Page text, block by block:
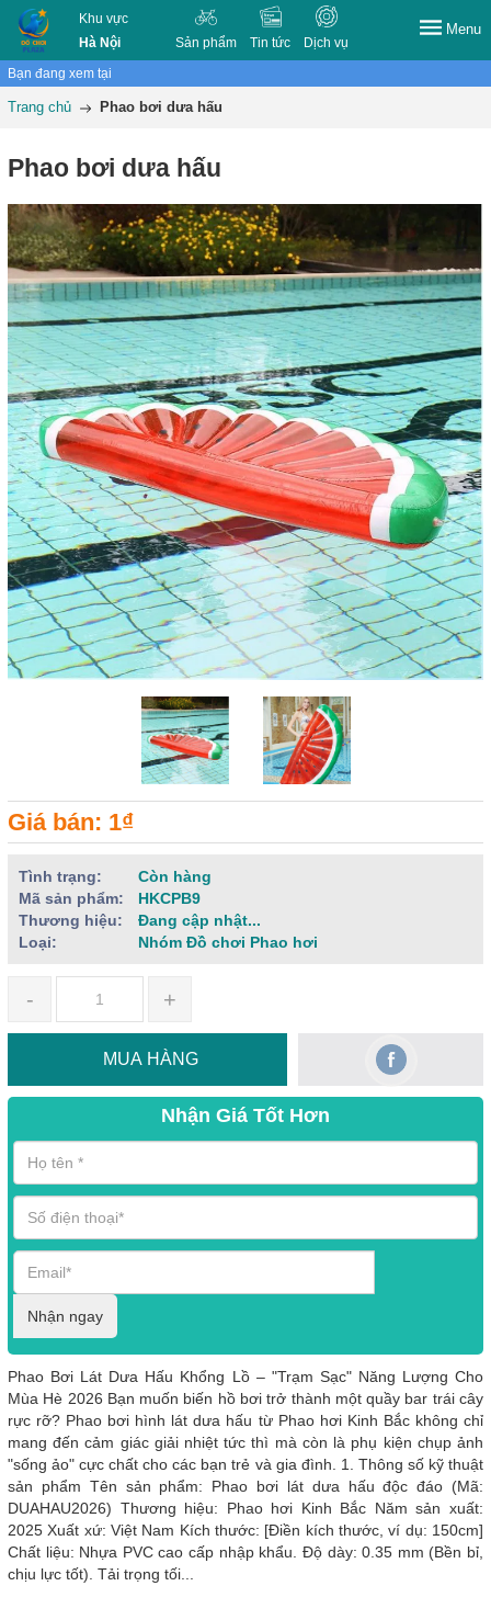
Khu vực
Hà Nội
Sản phẩm Tin tức Dịch vụ
Menu
Bạn đang xem tại
Trang chủ Phao bơi dưa hấu
Phao bơi dưa hấu
Giá bán: 1₫
Tình trạng:
Còn hàng
Mã sản phẩm:
HKCPB9
Thương hiệu:
Đang cập nhật...
Loại:
Nhóm Đồ chơi Phao hơi
- +
MUA HÀNG
Nhận Giá Tốt Hơn
Nhận ngay
Phao Bơi Lát Dưa Hấu Khổng Lồ – "Trạm Sạc" Năng Lượng Cho
Mùa Hè 2026 Bạn muốn biến hồ bơi trở thành một quầy bar trái cây
rực rỡ? Phao bơi hình lát dưa hấu từ Phao hơi Kinh Bắc không chỉ
mang đến cảm giác giải nhiệt tức thì mà còn là phụ kiện chụp ảnh
"sống ảo" cực chất cho các bạn trẻ và gia đình. 1. Thông số kỹ thuật
sản phẩm Tên sản phẩm: Phao bơi lát dưa hấu độc đáo (Mã:
DUAHAU2026) Thương hiệu: Phao hơi Kinh Bắc Năm sản xuất:
2025 Xuất xứ: Việt Nam Kích thước: [Điền kích thước, ví dụ: 150cm]
Chất liệu: Nhựa PVC cao cấp nhập khẩu. Độ dày: 0.35 mm (Bền bỉ,
chịu lực tốt). Tải trọng tối...